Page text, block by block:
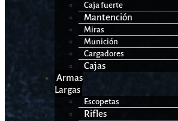
Caja fuerte
Mantención
Miras
Munición
Cargadores
Cajas
Armas
Largas
Escopetas
Rifles